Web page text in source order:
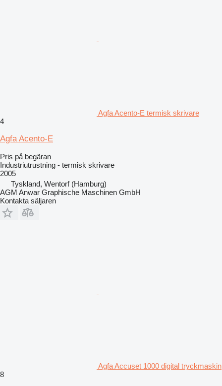
Agfa Acento-E termisk skrivare
4
Agfa Acento-E
Pris på begäran
Industriutrustning - termisk skrivare
2005
Tyskland, Wentorf (Hamburg)
AGM Anwar Graphische Maschinen GmbH
Kontakta säljaren
Agfa Accuset 1000 digital tryckmaskin
8